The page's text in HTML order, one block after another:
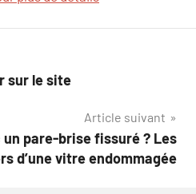
sur le site
Article suivant
pare-brise fissuré ? Les
d’une vitre endommagée